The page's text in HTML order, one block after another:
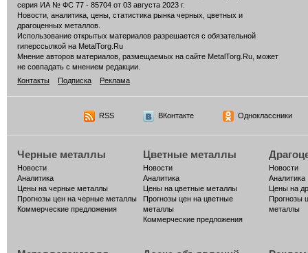
серия ИА № ФС 77 - 85704 от 03 августа 2023 г.
Новости, аналитика, цены, статистика рынка черных, цветных и
драгоценных металлов.
Использование открытых материалов разрешается с обязательной
гиперссылкой на MetalTorg.Ru
Мнение авторов материалов, размещаемых на сайте MetalTorg.Ru, может
не совпадать с мнением редакции.
Контакты
Подписка Реклама
RSS ВКонтакте Одноклассники
Черные металлы
Новости
Аналитика
Цены на черные металлы
Прогнозы цен на черные металлы
Коммерческие предложения
Цветные металлы
Новости
Аналитика
Цены на цветные металлы
Прогнозы цен на цветные
металлы
Коммерческие предложения
Новости
Аналитика
Цены на
Прогнозы
металлы